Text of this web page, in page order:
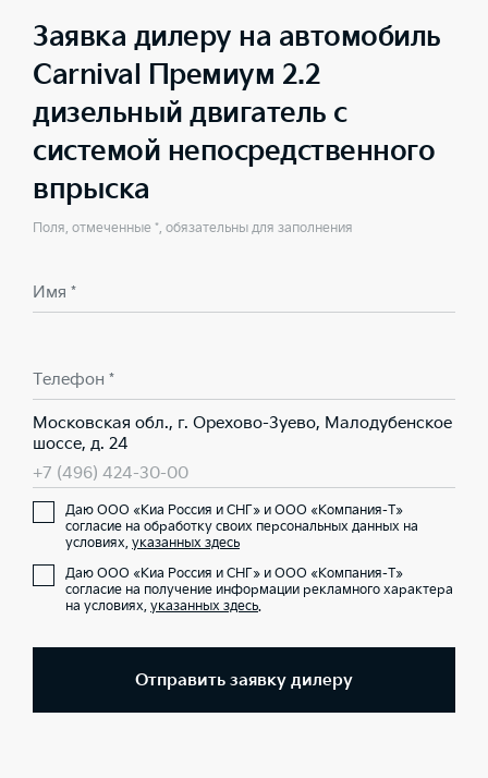
Заявка дилеру на автомобиль
Carnival Премиум 2.2
дизельный двигатель с
системой непосредственного
впрыска
Поля, отмеченные *, обязательны для заполнения
Имя *
Телефон *
Московская обл., г. Орехово-Зуево, Малодубенское
шоссе, д. 24
+7 (496) 424-30-00
Даю ООО «Киа Россия и СНГ» и ООО «Компания-Т»
согласие на обработку своих персональных данных на
условиях, указанных здесь
Даю ООО «Киа Россия и СНГ» и ООО «Компания-Т»
согласие на получение информации рекламного характера
на условиях, указанных здесь.
Отправить заявку дилеру